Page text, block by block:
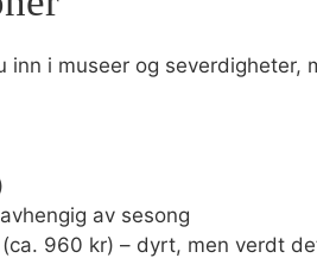
i museer og severdigheter,
av sesong
960 kr) – dyrt, men verdt